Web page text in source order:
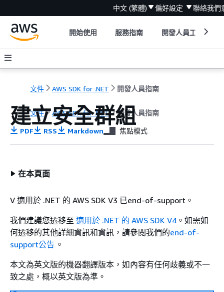
中文 (繁體) 偏好設定 聯絡我們
開始使用 服務指南 開發人員工具
文件 AWS SDK for .NET 開發人員指南
文件 AWS SDK for .NET 開發人員指南
建立安全群組
PDF RSS Markdown 焦點模式
在本頁面
V 適用於 .NET 的 AWS SDK V3 已end-of-support。
我們建議您遷移至 適用於 .NET 的 AWS SDK V4 。如需如
何遷移的其他詳細資訊和資訊，請參閱我們的end-of-
support公告 。
本文為英文版的機器翻譯版本，如內容有任何歧義或不一
致之處，概以英文版為準。